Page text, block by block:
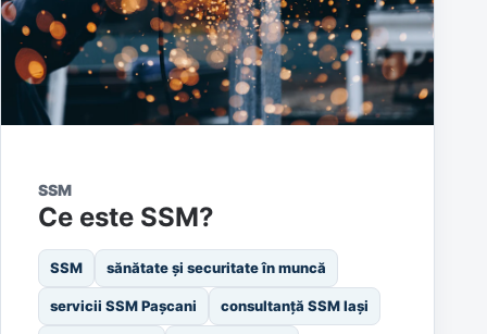
SSM
Ce este SSM?
SSM sănătate și securitate în muncă
servicii SSM Pașcani consultanță SSM Iași